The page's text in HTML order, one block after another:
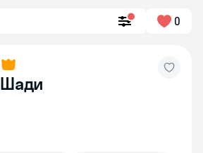
0
Шади